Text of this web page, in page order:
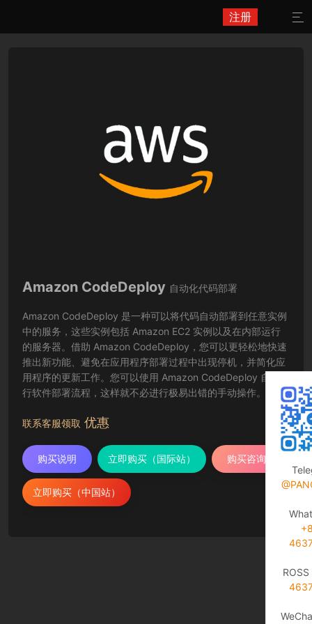
注册 
Amazon CodeDeploy 自动化代码部署
Amazon CodeDeploy 是一种可以将代码自动部署到任意实例
中的服务，这些实例包括 Amazon EC2 实例以及在内部运行
的服务器。借助 Amazon CodeDeploy，您可以更轻松地快速
推出新功能、避免在应用程序部署过程中出现停机，并简化应
用程序的更新工作。您可以使用 Amazon CodeDeploy 自动执
行软件部署流程，这样就不必进行极易出错的手动操作。该服
务还可以随您的基础设施进行扩展，以便您可以轻松部署到一
个或上千个实例中。
联系客服领取 优惠
购买说明 立即购买（国际站） 购买咨询
立即购买（中国站）